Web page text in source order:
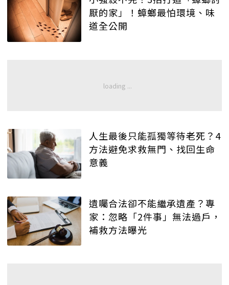
厭的家」！蟑螂最怕環境、味
道全公開
人生最後只能孤獨等待老死？4
方法避免求救無門、找回生命
意義
遺囑合法卻不能繼承遺產？專
家：忽略「2件事」無法過戶，
補救方法曝光